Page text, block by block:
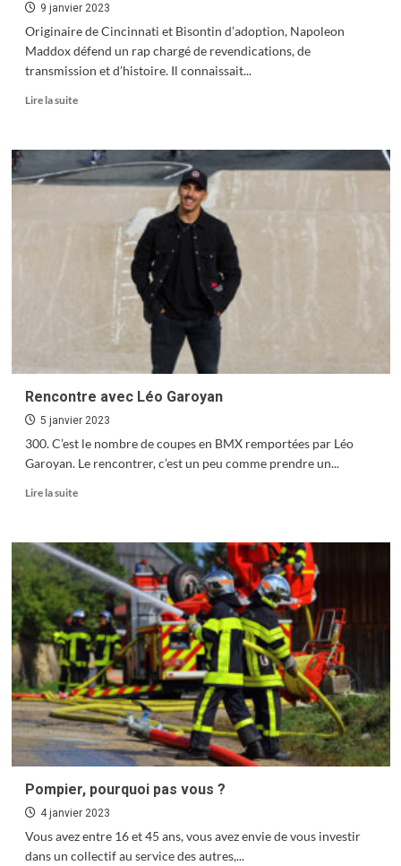
9 janvier 2023
Originaire de Cincinnati et Bisontin d’adoption, Napoleon
Maddox défend un rap chargé de revendications, de
transmission et d’histoire. Il connaissait...
Lire la suiteEn
sur
Toussaint
Louverture
Napoleon
Rencontre avec Léo Garoyan
5 janvier 2023
300. C’est le nombre de coupes en BMX remportées par Léo
Garoyan. Le rencontrer, c’est un peu comme prendre un...
Lire la suiteEn
sur
Rencontre
avec
Léo
Garoyan
Pompier, pourquoi pas vous ?
4 janvier 2023
Vous avez entre 16 et 45 ans, vous avez envie de vous investir
dans un collectif au service des autres,...